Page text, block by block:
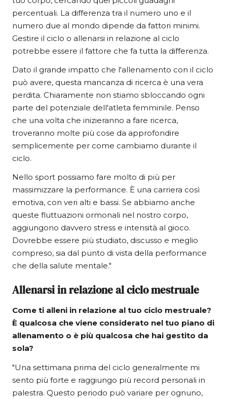
percentuali. La differenza tra il numero uno e il
numero due al mondo dipende da fattori minimi.
Gestire il ciclo o allenarsi in relazione al ciclo
potrebbe essere il fattore che fa tutta la differenza.
Dato il grande impatto che l'allenamento con il ciclo
può avere, questa mancanza di ricerca è una vera
perdita. Chiaramente non stiamo sbloccando ogni
parte del potenziale dell'atleta femminile. Penso
che una volta che inizieranno a fare ricerca,
troveranno molte più cose da approfondire
semplicemente per come cambiamo durante il
ciclo.
Nello sport possiamo fare molto di più per
massimizzare la performance. È una carriera così
emotiva, con veri alti e bassi. Se abbiamo anche
queste fluttuazioni ormonali nel nostro corpo,
aggiungono davvero stress e intensità al gioco.
Dovrebbe essere più studiato, discusso e meglio
compreso, sia dal punto di vista della performance
che della salute mentale."
Allenarsi in relazione al ciclo mestruale
Come ti alleni in relazione al tuo ciclo mestruale?
È qualcosa che viene considerato nel tuo piano di
allenamento o è più qualcosa che hai gestito da
sola?
"Una settimana prima del ciclo generalmente mi
sento più forte e raggiungo più record personali in
palestra. Questo periodo può variare per ognuno,